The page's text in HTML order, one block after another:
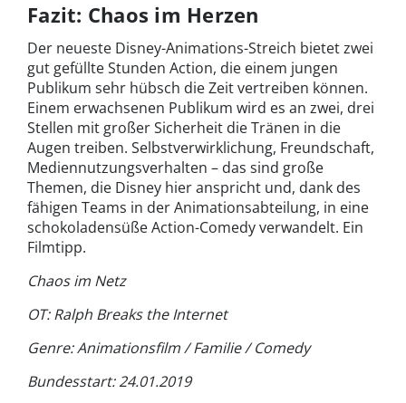
Fazit: Chaos im Herzen
Der neueste Disney-Animations-Streich bietet zwei
gut gefüllte Stunden Action, die einem jungen
Publikum sehr hübsch die Zeit vertreiben können.
Einem erwachsenen Publikum wird es an zwei, drei
Stellen mit großer Sicherheit die Tränen in die
Augen treiben. Selbstverwirklichung, Freundschaft,
Mediennutzungsverhalten – das sind große
Themen, die Disney hier anspricht und, dank des
fähigen Teams in der Animationsabteilung, in eine
schokoladensüße Action-Comedy verwandelt. Ein
Filmtipp.
Chaos im Netz
OT: Ralph Breaks the Internet
Genre: Animationsfilm / Familie / Comedy
Bundesstart: 24.01.2019